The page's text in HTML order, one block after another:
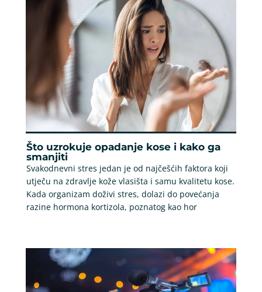
Što uzrokuje opadanje kose i kako ga
smanjiti
Svakodnevni stres jedan je od najčešćih faktora koji
utječu na zdravlje kože vlasišta i samu kvalitetu kose.
Kada organizam doživi stres, dolazi do povećanja
razine hormona kortizola, poznatog kao hor